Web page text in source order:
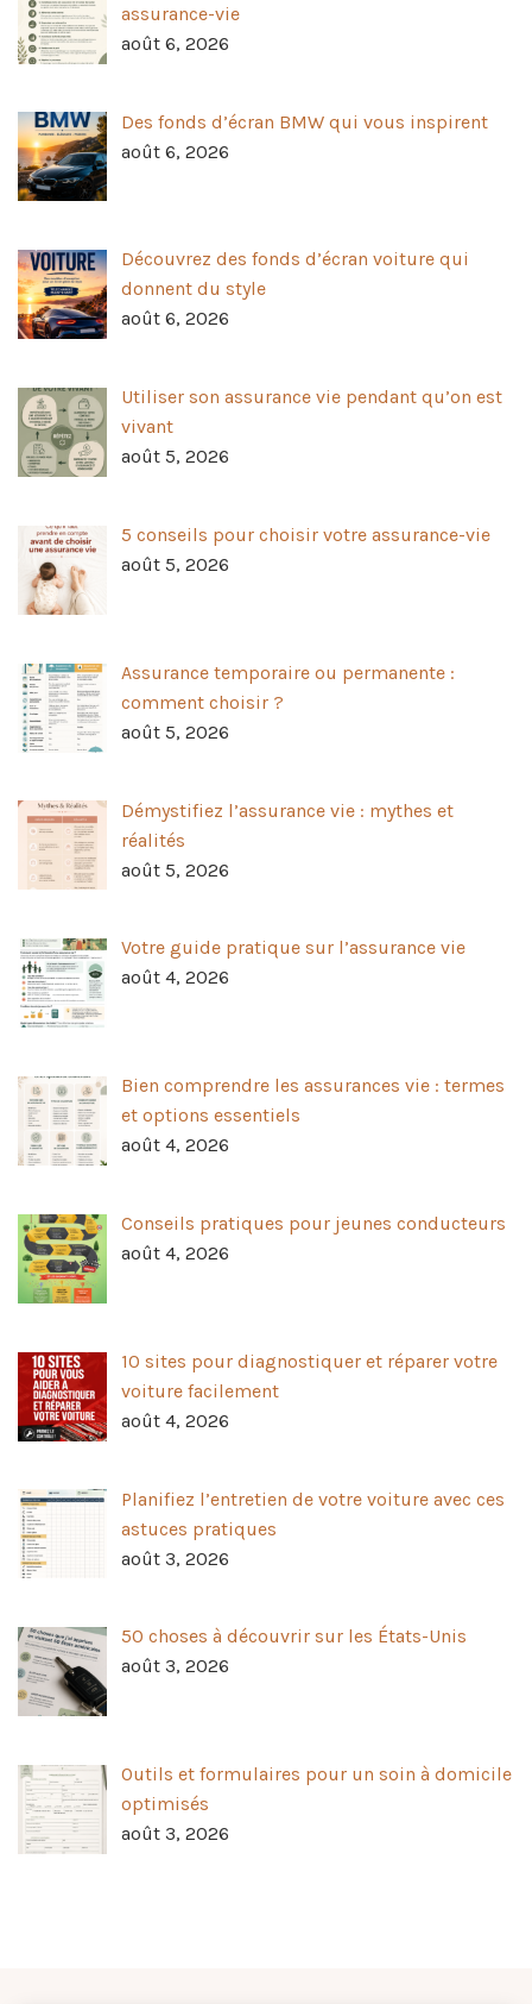
assurance-vie
août 6, 2026
Des fonds d’écran BMW qui vous inspirent
août 6, 2026
Découvrez des fonds d’écran voiture qui
donnent du style
août 6, 2026
Utiliser son assurance vie pendant qu’on est
vivant
août 5, 2026
5 conseils pour choisir votre assurance-vie
août 5, 2026
Assurance temporaire ou permanente :
comment choisir ?
août 5, 2026
Démystifiez l’assurance vie : mythes et
réalités
août 5, 2026
Votre guide pratique sur l’assurance vie
août 4, 2026
Bien comprendre les assurances vie : termes
et options essentiels
août 4, 2026
Conseils pratiques pour jeunes conducteurs
août 4, 2026
10 sites pour diagnostiquer et réparer votre
voiture facilement
août 4, 2026
Planifiez l’entretien de votre voiture avec ces
astuces pratiques
août 3, 2026
50 choses à découvrir sur les États-Unis
août 3, 2026
Outils et formulaires pour un soin à domicile
optimisés
août 3, 2026